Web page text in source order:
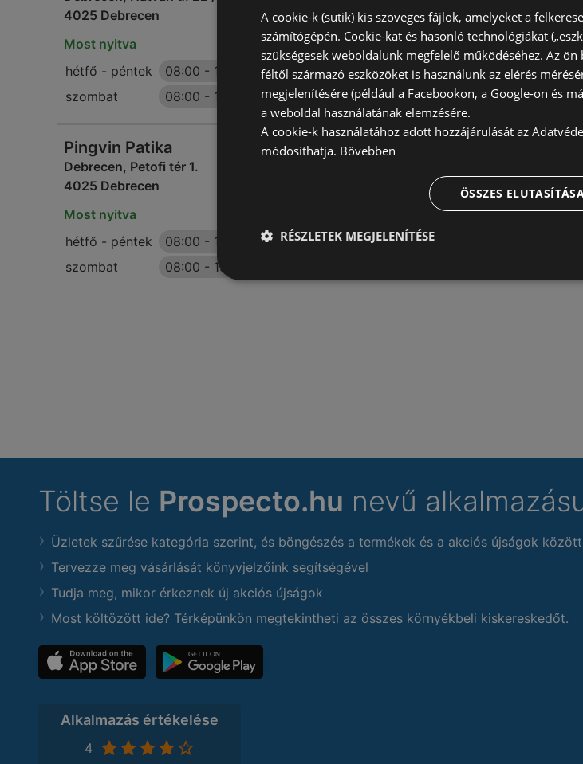
4025 Debrecen
Most nyitva
hétfő - péntek
08:00 - 19:00
szombat
08:00 - 13:00
Pingvin Patika
Debrecen, Petofi tér 1.
4025 Debrecen
Most nyitva
hétfő - péntek
08:00 - 19:00
szombat
08:00 - 13:00
Töltse le Prospecto.hu nevű
Üzletek szűrése kategória szerint, és böngészés a termékek és a akciós újságok között
Tervezze meg vásárlását könyvjelzőink segítségével
Tudja meg, mikor érkeznek új akciós újságok
Most költözött ide? Térképünkön megtekintheti az összes környékbeli kiskereskedőt.
Alkalmazás értékelése
4
A cookie-k (sütik) kis szöveges fájlok, amelyeket a
számítógépén. Cookie-kat és hasonló technológiákat
szükségesek weboldalunk megfelelő működéséhez. Az
féltől származó eszközöket is használunk az elérés
megjelenítésére (például a Facebookon, a Google-on és
a weboldal használatának elemzésére.
A cookie-k használatához adott hozzájárulását az
módosíthatja. Bővebben
ÖSSZES
RÉSZLETEK MEGJELENÍTÉSE